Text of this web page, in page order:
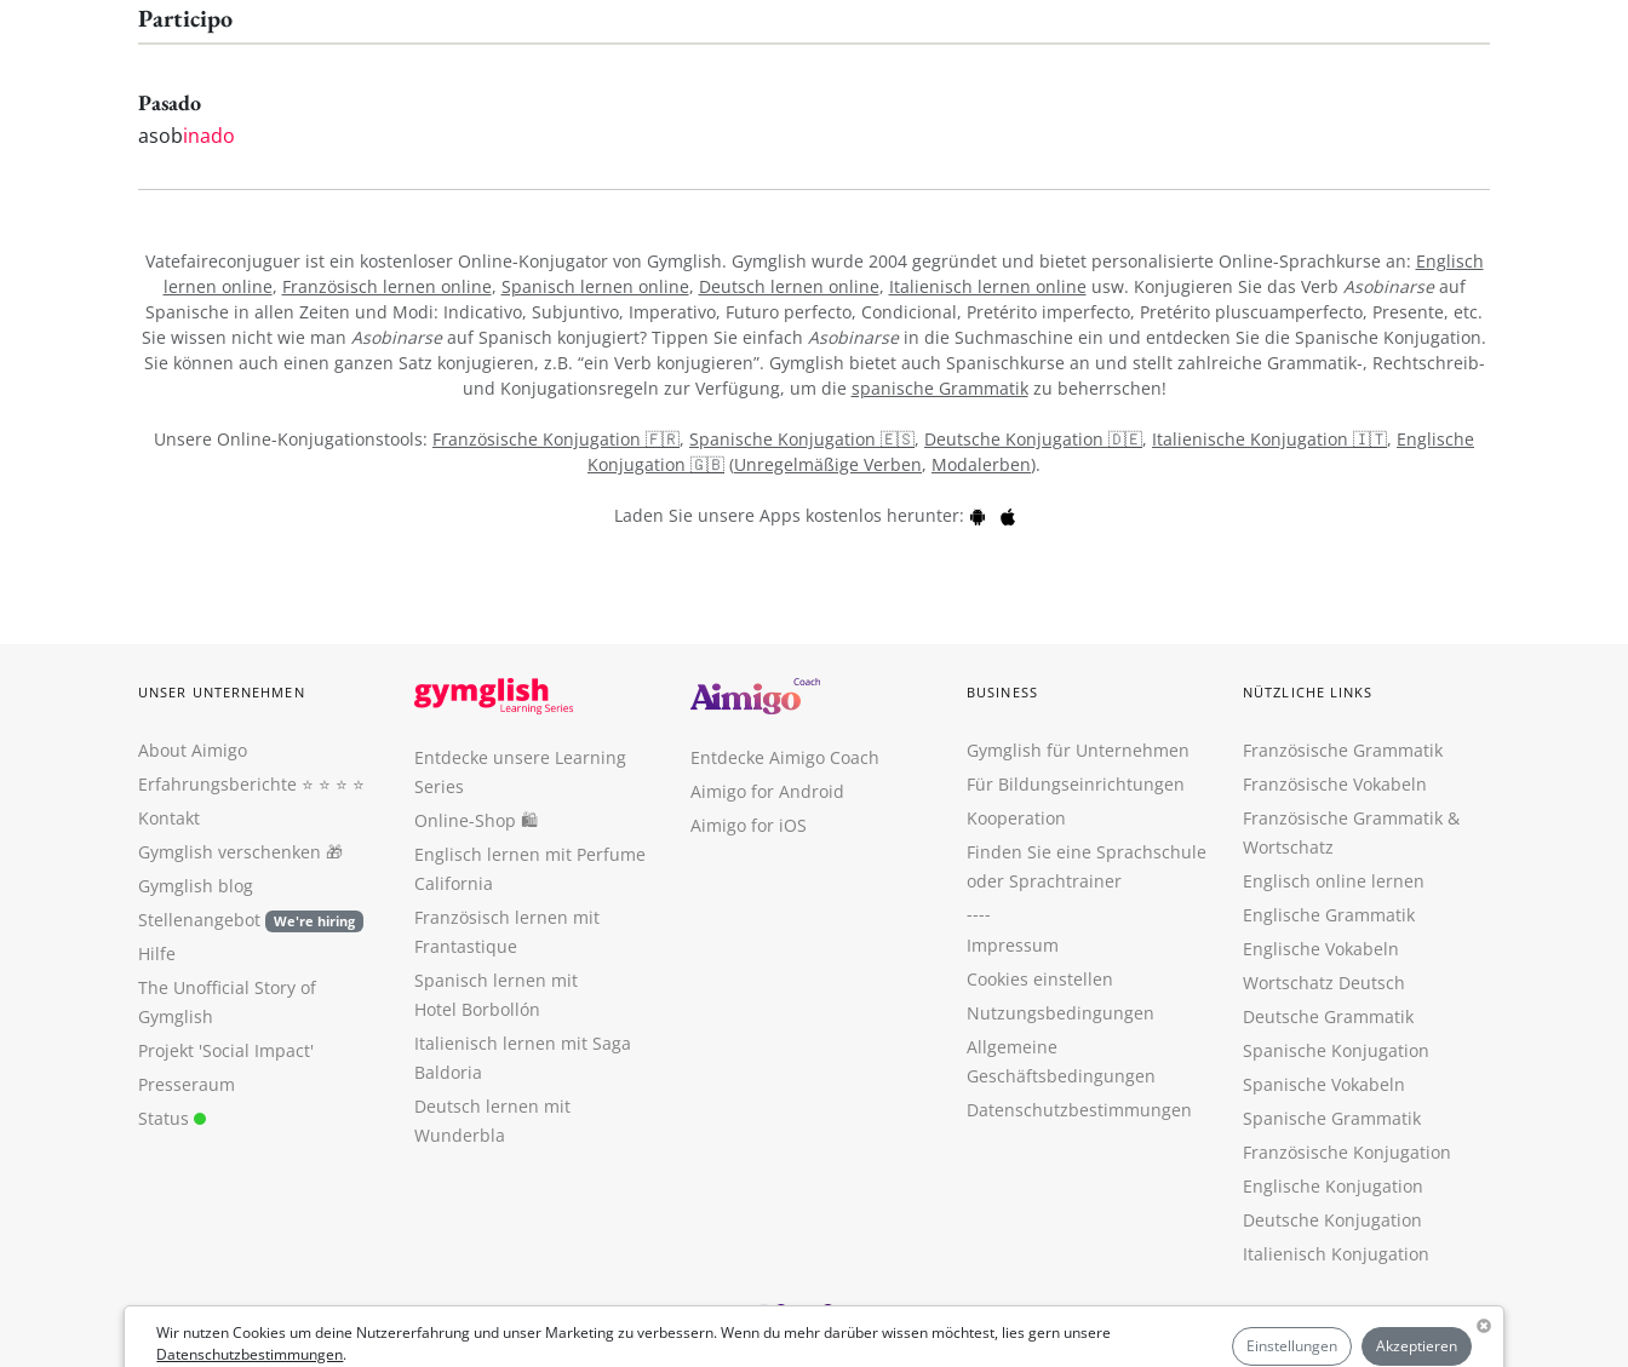
Participo
Pasado
asobinado
Vatefaireconjuguer ist ein kostenloser Online-Konjugator von Gymglish. Gymglish wurde 2004 gegründet und bietet personalisierte Online-Sprachkurse an: Englisch
lernen online, Französisch lernen online, Spanisch lernen online, Deutsch lernen online, Italienisch lernen online usw. Konjugieren Sie das Verb Asobinarseauf
Spanische in allen Zeiten und Modi: Indicativo, Subjuntivo, Imperativo, Futuro perfecto, Condicional, Pretérito imperfecto, Pretérito pluscuamperfecto, Presente, etc.
Sie wissen nicht wie man Asobinarseauf Spanisch konjugiert? Tippen Sie einfach Asobinarsein die Suchmaschine ein und entdecken Sie die Spanische Konjugation.
Sie können auch einen ganzen Satz konjugieren, z.B. “ein Verb konjugieren”. Gymglish bietet auch Spanischkurse an und stellt zahlreiche Grammatik-, Rechtschreib-
und Konjugationsregeln zur Verfügung, um die spanische Grammatikzu beherrschen!
Unsere Online-Konjugationstools: Französische Konjugation 🇫🇷, Spanische Konjugation 🇪🇸, Deutsche Konjugation 🇩🇪, Italienische Konjugation 🇮🇹, Englische
Konjugation 🇬🇧 (Unregelmäßige Verben, Modalerben).
Laden Sie unsere Apps kostenlos herunter:
Wir nutzen Cookies um deine Nutzererfahrung und unser Marketing zu verbessern. Wenn du mehr darüber wissen möchtest, lies gern unsere
Datenschutzbestimmungen. Einstellungen Akzeptieren
UNSER UNTERNEHMEN
About Aimigo
Erfahrungsberichte ⭐️ ⭐️ ⭐️ ⭐️
Kontakt
Gymglish verschenken 🎁
Gymglish blog
Stellenangebot
We're hiring
Hilfe
The Unofficial Story of
Gymglish
Projekt 'Social Impact'
Presseraum
Status
Entdecke unsere Learning
Series
Online-Shop 🛍
Englisch lernen mit Perfume
California
Französisch lernen mit
Frantastique
Spanisch lernen mit
Hotel Borbollón
Italienisch lernen mit Saga
Baldoria
Deutsch lernen mit
Wunderbla
Entdecke Aimigo Coach
Aimigo for Android
Aimigo for iOS
BUSINESS
Gymglish für Unternehmen
Für Bildungseinrichtungen
Kooperation
Finden Sie eine Sprachschule
oder Sprachtrainer
----
Impressum
Cookies einstellen
Nutzungsbedingungen
Allgemeine
Geschäftsbedingungen
Datenschutzbestimmungen
NÜTZLICHE LINKS
Französische Grammatik
Französische Vokabeln
Französische Grammatik &
Wortschatz
Englisch online lernen
Englische Grammatik
Englische Vokabeln
Wortschatz Deutsch
Deutsche Grammatik
Spanische Konjugation
Spanische Vokabeln
Spanische Grammatik
Französische Konjugation
Englische Konjugation
Deutsche Konjugation
Italienisch Konjugation